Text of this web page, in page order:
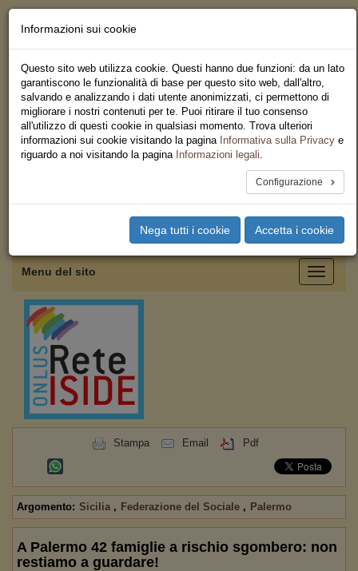
Servizi
Iscriviti
Ricerca
Area Stampa
Privacy
Federazione Regionale USB
Toggle
Menu del sito
Stampa Email Pdf
Argomento: Sicilia , Federazione del Sociale , Palermo
A Palermo 42 famiglie a rischio sgombero: non
restiamo a guardare!
Informazioni sui cookie
Questo sito web utilizza cookie. Questi hanno due funzioni: da un lato
garantiscono le funzionalità di base per questo sito web, dall'altro,
salvando e analizzando i dati utente anonimizzati, ci permettono di
migliorare i nostri contenuti per te. Puoi ritirare il tuo consenso
all'utilizzo di questi cookie in qualsiasi momento. Trova ulteriori
informazioni sui cookie visitando la pagina Informativa sulla Privacy e
riguardo a noi visitando la pagina Informazioni legali.
Configurazione
Nega tutti i cookie Accetta i cookie